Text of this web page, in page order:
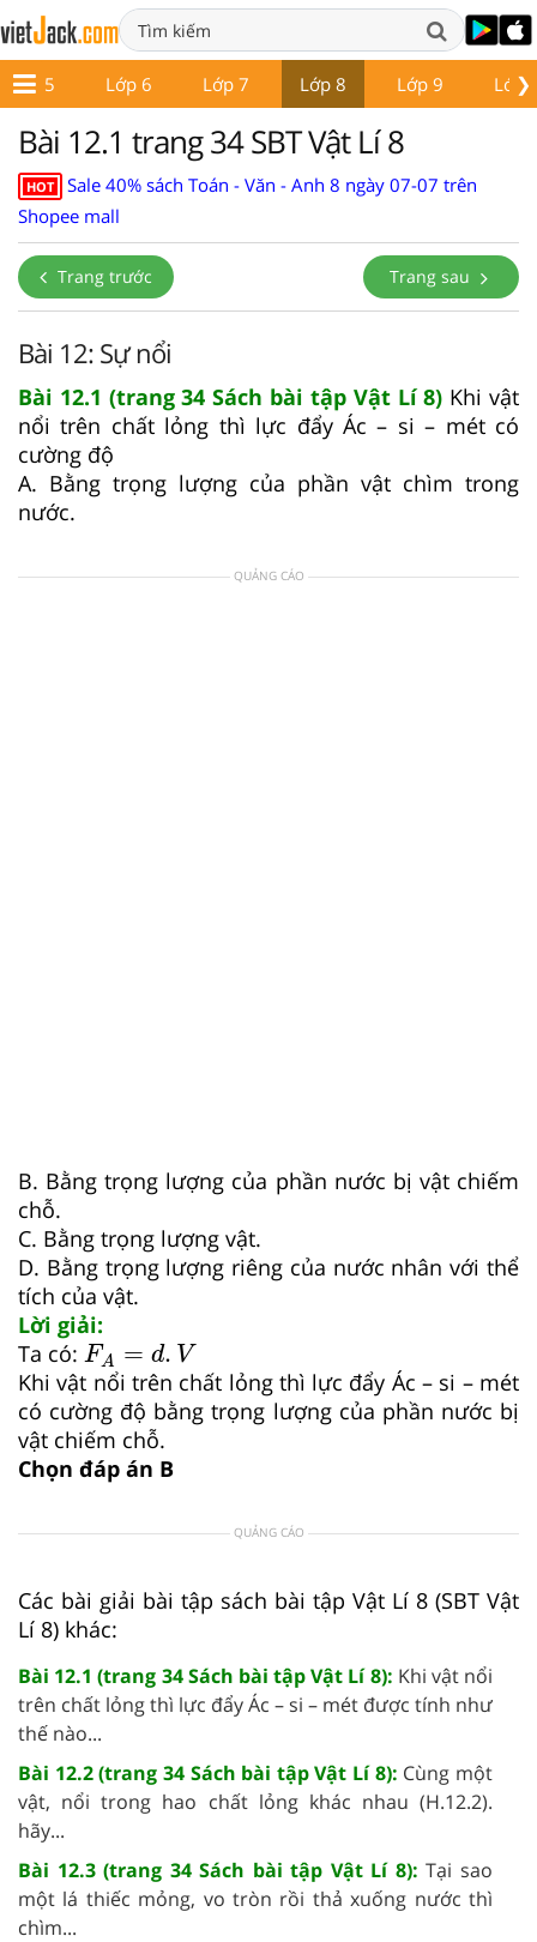
❯
Lớp 5 Lớp 6 Lớp 7 Lớp 8 Lớp 9 Lớp
Bài 12.1 trang 34 SBT Vật Lí 8
HOT
Sale 40% sách Toán - Văn - Anh 8 ngày 07-07 trên
Shopee mall
Trang trước Trang sau
Bài 12: Sự nổi
Bài 12.1 (trang 34 Sách bài tập Vật Lí 8) Khi vật
nổi trên chất lỏng thì lực đẩy Ác – si – mét có
cường độ
A. Bằng trọng lượng của phần vật chìm trong
nước.
QUẢNG CÁO
B. Bằng trọng lượng của phần nước bị vật chiếm
chỗ.
C. Bằng trọng lượng vật.
D. Bằng trọng lượng riêng của nước nhân với thể
tích của vật.
Lời giải:
Ta có: FA = d. V
FA V
Khi vật nổi trên chất lỏng thì lực đẩy Ác – si – mét
có cường độ bằng trọng lượng của phần nước bị
vật chiếm chỗ.
Chọn đáp án B
QUẢNG CÁO
Các bài giải bài tập sách bài tập Vật Lí 8 (SBT Vật
Lí 8) khác:
Bài 12.1 (trang 34 Sách bài tập Vật Lí 8): Khi vật nổi
trên chất lỏng thì lực đẩy Ác – si – mét được tính như
thế nào...
Bài 12.2 (trang 34 Sách bài tập Vật Lí 8): Cùng một
vật, nổi trong hao chất lỏng khác nhau (H.12.2).
hãy...
Bài 12.3 (trang 34 Sách bài tập Vật Lí 8): Tại sao
một lá thiếc mỏng, vo tròn rồi thả xuống nước thì
chìm...